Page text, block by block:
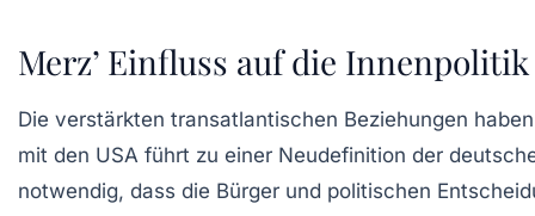
Merz’ Einfluss auf die Innenpolitik
Die verstärkten transatlantischen Beziehungen
mit den USA führt zu einer Neudefinition der
notwendig, dass die Bürger und politischen